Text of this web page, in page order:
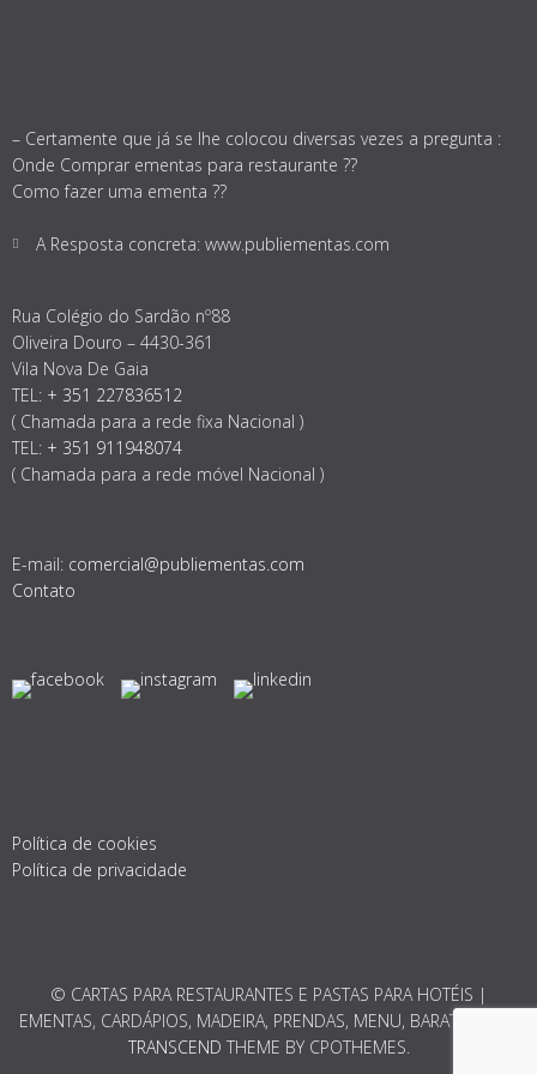
– Certamente que já se lhe colocou diversas vezes a pregunta :
Onde Comprar ementas para restaurante ??
Como fazer uma ementa ??
A Resposta concreta: www.publiementas.com
Rua Colégio do Sardão nº88
Oliveira Douro – 4430-361
Vila Nova De Gaia
TEL: + 351 227836512
( Chamada para a rede fixa Nacional )
TEL: + 351 911948074
( Chamada para a rede móvel Nacional )
E-mail: comercial@publiementas.com
Contato
Política de cookies
Política de privacidade
© CARTAS PARA RESTAURANTES E PASTAS PARA HOTÉIS |
EMENTAS, CARDÁPIOS, MADEIRA, PRENDAS, MENU, BARATO 2026.
TRANSCEND THEME BY CPOTHEMES.